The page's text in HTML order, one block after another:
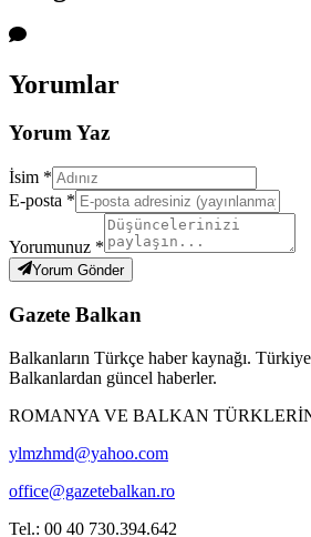
Yorumlar
Yorum Yaz
İsim *
E-posta *
Yorumunuz *
Yorum Gönder
Gazete Balkan
Balkanların Türkçe haber kaynağı.
Balkanlardan güncel haberler.
ROMANYA VE BALKAN
ylmzhmd@yahoo.com
office@gazetebalkan.ro
Tel.: 00 40 730.394.642